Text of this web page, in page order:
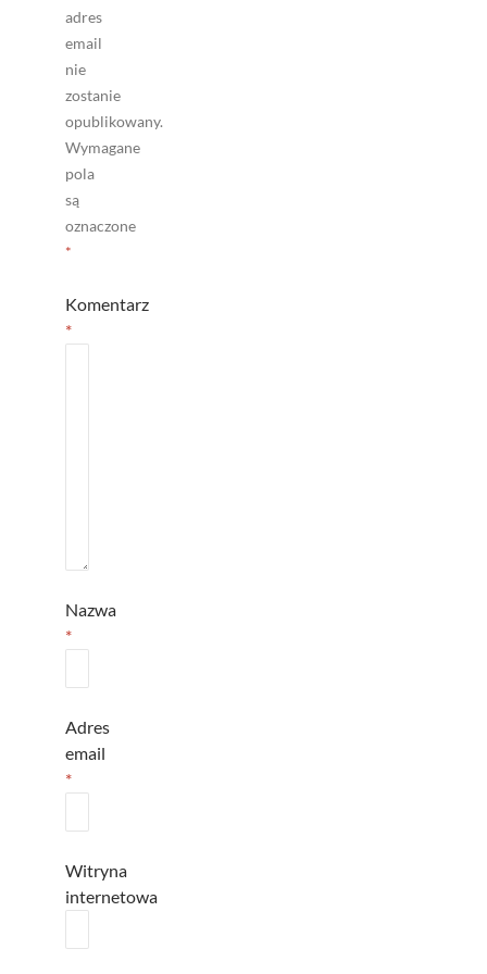
adres
email
nie
zostanie
opublikowany.
Wymagane
pola
są
oznaczone
*
Komentarz
*
Nazwa
*
Adres
email
*
Witryna
internetowa